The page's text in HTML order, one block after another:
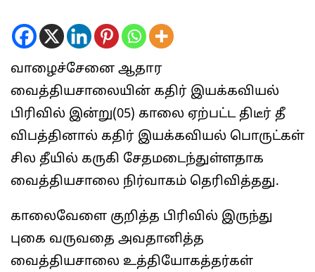
வாழைச்சேனை ஆதார
வைத்தியசாலையின் கதிர் இயக்கவியல்
பிரிவில் இன்று(05) காலை ஏற்பட்ட திடீர் தீ
விபத்தினால் கதிர் இயக்கவியல் பொருட்கள்
சில தீயில் கருகி சேதமடைந்துள்ளதாக
வைத்தியசாலை நிர்வாகம் தெரிவித்தது.
காலைவேளை குறித்த பிரிவில் இருந்து
புகை வருவதை அவதானித்த
வைத்தியசாலை உத்தியோகத்தர்கள்